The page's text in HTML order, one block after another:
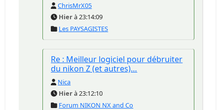
ChrisMrX05
Hierà 23:14:09
Les PAYSAGISTES
Re : Meilleur logiciel pour débruiter
du nikon Z (et autres)…
Nica
Hierà 23:12:10
Forum NIKON NX and Co